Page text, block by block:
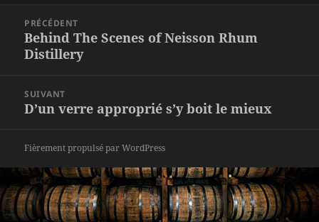
l’article
PRÉCÉDENT
Article
précédent :
Behind The Scenes of Neisson Rhum
Distillery
SUIVANT
Article
D’un verre approprié s’y boit le mieux
Fièrement propulsé par WordPress